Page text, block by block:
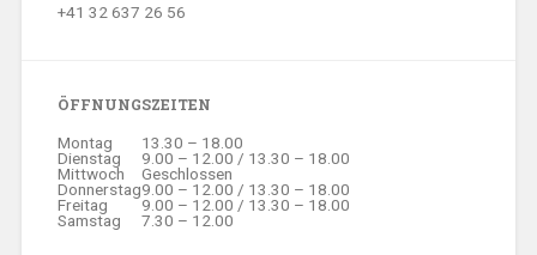
+41 32 637 26 56
ÖFFNUNGSZEITEN
Montag
13.30 – 18.00
Dienstag
9.00 – 12.00 / 13.30 – 18.00
Mittwoch
Geschlossen
Donnerstag9.00 – 12.00 / 13.30 – 18.00
Freitag
9.00 – 12.00 / 13.30 – 18.00
Samstag
7.30 – 12.00